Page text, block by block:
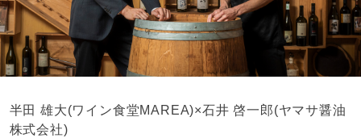
半田 雄大(ワイン食堂MAREA)×石井 啓一郎(ヤマサ醤油
株式会社)